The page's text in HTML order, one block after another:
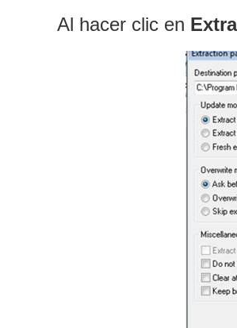
Al hacer clic en